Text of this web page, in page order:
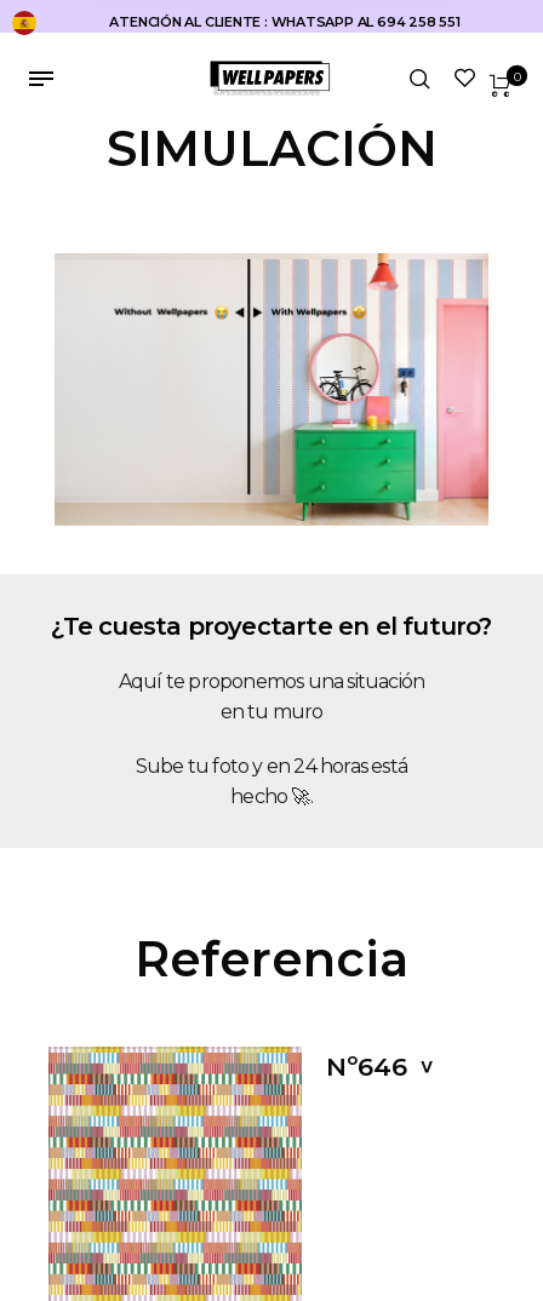
ATENCIÓN AL CLIENTE : WHATSAPP AL 694 258 551
0
SIMULACIÓN
¿Te cuesta proyectarte en el futuro?
Aquí te proponemos una situación
en tu muro
Sube tu foto y en 24 horas está
hecho 🚀.
Referencia
Nº646